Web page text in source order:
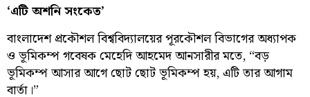
‘এটি অশনি সংকেত’
বাংলাদেশ প্রকৌশল বিশ্ববিদ্যালয়ের পূরকৌশল বিভাগের অধ্যাপক
ও ভূমিকম্প গবেষক মেহেদি আহমেদ আনসারীর মতে, “বড়
ভূমিকম্প আসার আগে ছোট ছোট ভূমিকম্প হয়, এটি তার আগাম
বার্তা।”